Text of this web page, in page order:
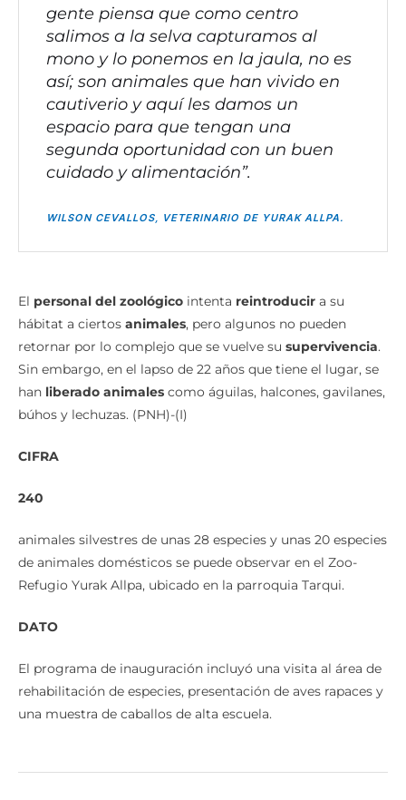
gente piensa que como centro
salimos a la selva capturamos al
mono y lo ponemos en la jaula, no es
así; son animales que han vivido en
cautiverio y aquí les damos un
espacio para que tengan una
segunda oportunidad con un buen
cuidado y alimentación”.
WILSON CEVALLOS, VETERINARIO DE YURAK ALLPA.
El personal del zoológico intenta reintroducir a su
hábitat a ciertos animales, pero algunos no pueden
retornar por lo complejo que se vuelve su supervivencia.
Sin embargo, en el lapso de 22 años que tiene el lugar, se
han liberado animales como águilas, halcones, gavilanes,
búhos y lechuzas. (PNH)-(I)
CIFRA
240
animales silvestres de unas 28 especies y unas 20 especies
de animales domésticos se puede observar en el Zoo-
Refugio Yurak Allpa, ubicado en la parroquia Tarqui.
DATO
El programa de inauguración incluyó una visita al área de
rehabilitación de especies, presentación de aves rapaces y
una muestra de caballos de alta escuela.